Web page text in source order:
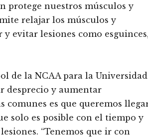
protege nuestros músculos y
relajar los músculos y
evitar lesiones como
de la NCAA para la Universidad
desprecio y aumentar
comunes es que queremos
solo es posible con el tiempo y
“Tenemos que ir con